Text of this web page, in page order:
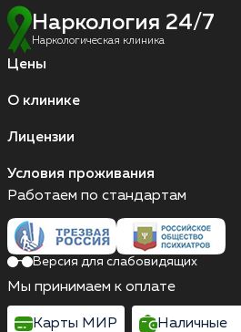
Наркология 24/7
Наркологическая клиника
Цены
О клинике
Лицензии
Условия проживания
Работаем по стандартам
Версия для слабовидящих
Мы принимаем к оплате
Карты МИР Наличные